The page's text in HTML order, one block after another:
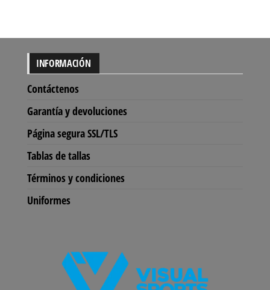
INFORMACIÓN
Contáctenos
Garantía y devoluciones
Página segura SSL/TLS
Tablas de tallas
Términos y condiciones
Uniformes